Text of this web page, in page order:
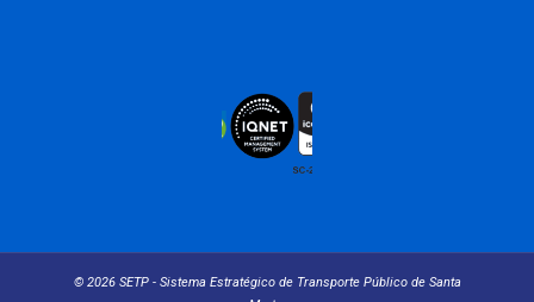
© 2026 SETP - Sistema Estratégico de Transporte Público de Santa